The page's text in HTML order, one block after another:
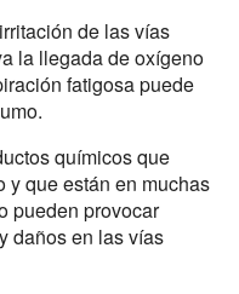
de las vías
la llegada de oxígeno
fatigosa puede
químicos que
y que están en muchas
pueden provocar
daños en las vías